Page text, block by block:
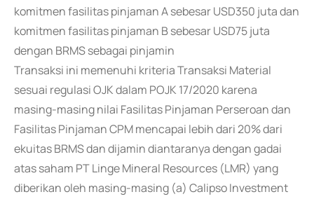
komitmen fasilitas pinjaman A sebesar USD350 juta dan
komitmen fasilitas pinjaman B sebesar USD75 juta
dengan BRMS sebagai pinjamin
Transaksi ini memenuhi kriteria Transaksi Material
sesuai regulasi OJK dalam POJK 17/2020 karena
masing-masing nilai Fasilitas Pinjaman Perseroan dan
Fasilitas Pinjaman CPM mencapai lebih dari 20% dari
ekuitas BRMS dan dijamin diantaranya dengan gadai
atas saham PT Linge Mineral Resources (LMR) yang
diberikan oleh masing-masing (a) Calipso Investment